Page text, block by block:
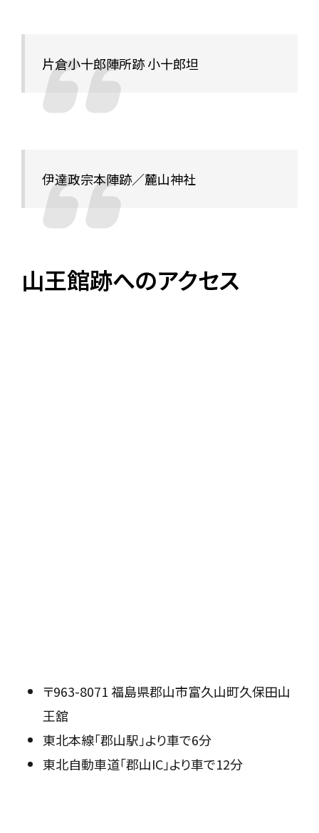
片倉小十郎陣所跡 小十郎坦
伊達政宗本陣跡／麓山神社
山王館跡へのアクセス
〒963-8071 福島県郡山市富久山町久保田山
王舘
東北本線「郡山駅」より車で6分
東北自動車道「郡山IC」より車で12分